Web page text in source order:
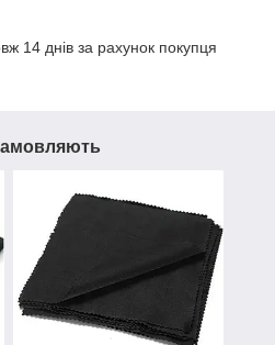
14 днів за рахунок покупця